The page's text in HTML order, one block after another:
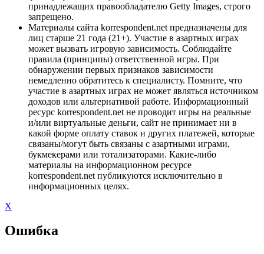
принадлежащих правообладателю Getty Images, строго
запрещено.
Материалы сайта korrespondent.net предназначены для
лиц старше 21 года (21+). Участие в азартных играх
может вызвать игровую зависимость. Соблюдайте
правила (принципы) ответственной игры. При
обнаружении первых признаков зависимости
немедленно обратитесь к специалисту. Помните, что
участие в азартных играх не может являться источником
доходов или альтернативой работе. Информационный
ресурс korrespondent.net не проводит игры на реальные
и/или виртуальные деньги, сайт не принимает ни в
какой форме оплату ставок и других платежей, которые
связаны/могут быть связаны с азартными играми,
букмекерами или тотализаторами. Какие-либо
материалы на информационном ресурсе
korrespondent.net публикуются исключительно в
информационных целях.
X
Ошибка